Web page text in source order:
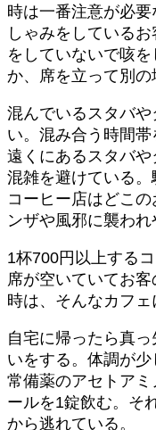
時は一番注意が必
しゃみをしている
をしていないで咳
か、席を立って別の
混んでいるスタバ
い。混み合う時間
遠くにあるスタバ
混雑を避けている
コーヒー店はどこ
ンザや風邪に襲われ
1杯700円以上する
席が空いていてお
時は、そんなカフェ
自宅に帰ったら真
いをする。体調が
常備薬のアセトア
ールを1錠飲む。そ
から逃れている。